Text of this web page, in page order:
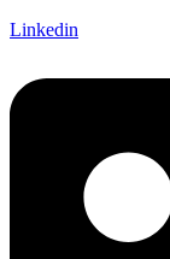
Linkedin